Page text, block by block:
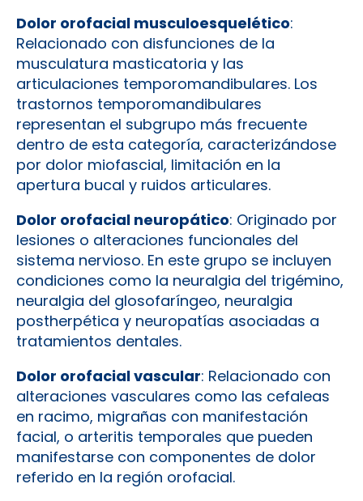
Dolor orofacial musculoesquelético:
Relacionado con disfunciones de la
musculatura masticatoria y las
articulaciones temporomandibulares. Los
trastornos temporomandibulares
representan el subgrupo más frecuente
dentro de esta categoría, caracterizándose
por dolor miofascial, limitación en la
apertura bucal y ruidos articulares.
Dolor orofacial neuropático: Originado por
lesiones o alteraciones funcionales del
sistema nervioso. En este grupo se incluyen
condiciones como la neuralgia del trigémino,
neuralgia del glosofaríngeo, neuralgia
postherpética y neuropatías asociadas a
tratamientos dentales.
Dolor orofacial vascular: Relacionado con
alteraciones vasculares como las cefaleas
en racimo, migrañas con manifestación
facial, o arteritis temporales que pueden
manifestarse con componentes de dolor
referido en la región orofacial.